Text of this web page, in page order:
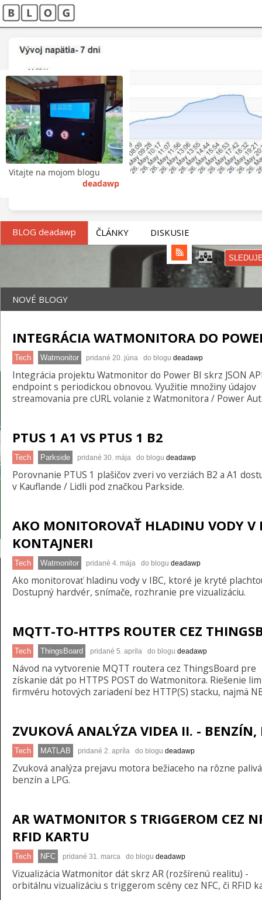
BLOG deadawp ČLÁNKY DISKUSIE
3
Vitajte na mojom blogu
deadawp
NOVÉ BLOGY
INTEGRÁCIA WATMONITORA DO
Tech Watmonitor pridané 20. júna do blogudeadawp
Integrácia projektu Watmonitor do Power BI skrz JSON
endpoint s periodickou obnovou. Využitie množiny údajov
streamovania pre cURL volanie z Watmonitora / Power
PTUS 1 A1 VS PTUS 1 B2
Tech Parkside pridané 30. mája do blogudeadawp
Porovnanie PTUS 1 plašičov zveri vo verziách B2 a A1
v Kauflande / Lidli pod značkou Parkside.
AKO MONITOROVAŤ HLADINU VODY V
KONTAJNERI
Tech Watmonitor pridané 4. mája do blogudeadawp
Ako monitorovať hladinu vody v IBC, ktoré je kryté
Dostupný hardvér, snímače, rozhranie pre vizualizáciu.
MQTT-TO-HTTPS ROUTER CEZ
Tech ThingsBoard pridané 5. apríla do blogudeadawp
Návod na vytvorenie MQTT routera cez ThingsBoard pre
získanie dát po HTTPS POST do Watmonitora. Riešenie
firmvéru hotových zariadení bez HTTP(S) stacku, najmä
ZVUKOVÁ ANALÝZA VIDEA II. - BENZÍN,
Tech MATLAB pridané 2. apríla do blogudeadawp
Zvuková analýza prejavu motora bežiaceho na rôzne
benzín a LPG.
AR WATMONITOR S TRIGGEROM CEZ
RFID KARTU
Tech NFC pridané 31. marca do blogudeadawp
Vizualizácia Watmonitor dát skrz AR (rozšírenú realitu) -
orbitálnu vizualizáciu s triggerom scény cez NFC, či RFID